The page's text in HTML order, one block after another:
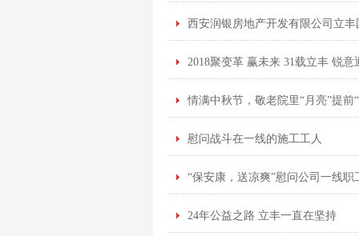
西安润银房地产开发有限公司立
2018聚变革 赢未来 31载立丰 锐
情满中秋节，敬老院里“月亮”提前
慰问战斗在一线的施工工人
“保安康，送凉爽”慰问公司一线职
24年公益之路 立丰一直在坚持